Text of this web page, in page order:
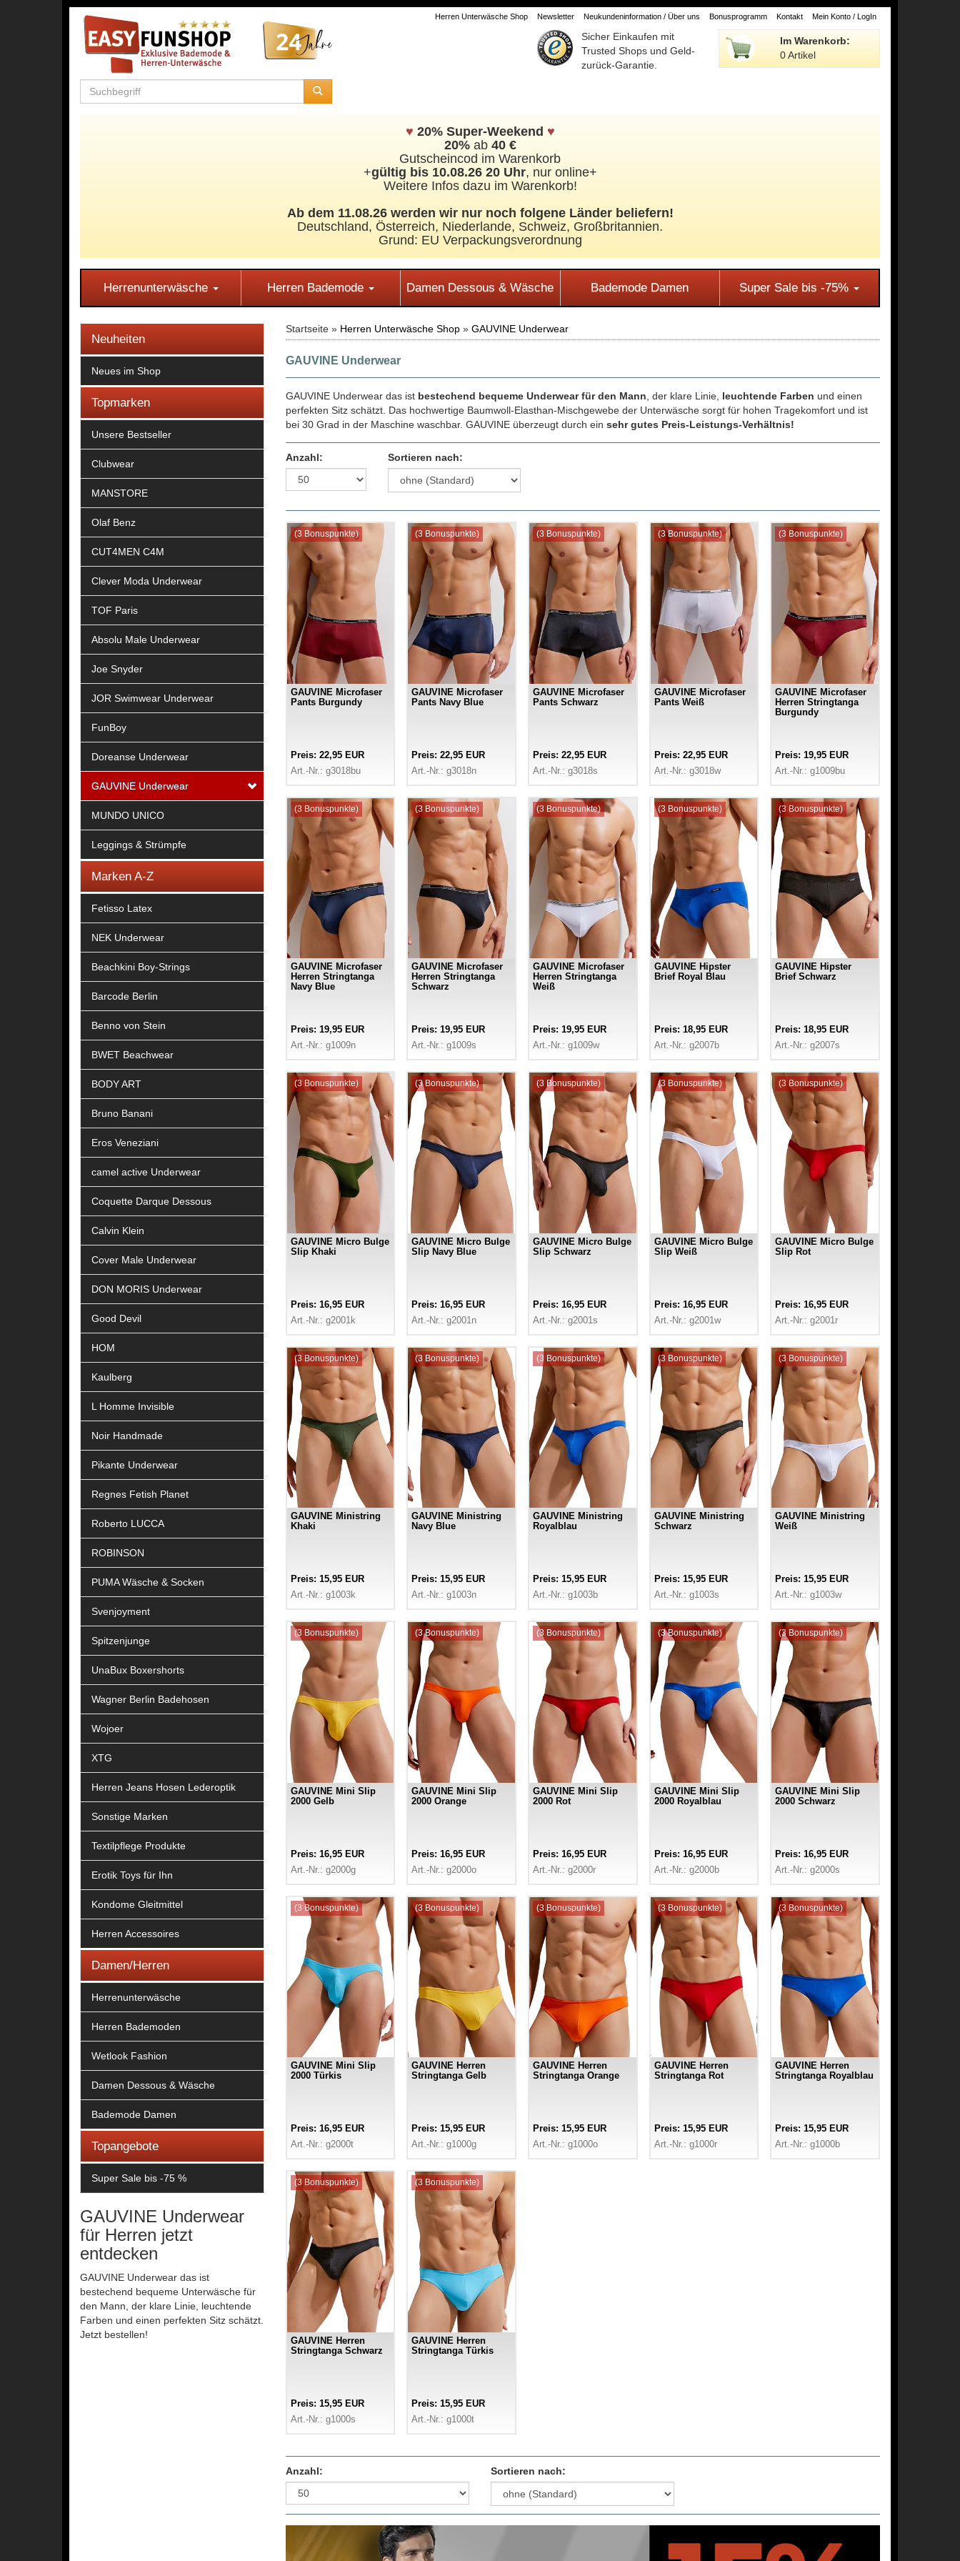
Herren Unterwäsche Shop Newsletter Neukundeninformation / Über uns Bonusprogramm Kontakt Mein Konto / LogIn
Sicher Einkaufen mit
Trusted Shops und Geld-
zurück-Garantie.
Im Warenkorb:
0 Artikel
♥ 20% Super-Weekend ♥
20%ab 40 €
Gutscheincod im Warenkorb
+gültig bis 10.08.26 20 Uhr, nur online+
Weitere Infos dazu im Warenkorb!
Ab dem 11.08.26 werden wir nur noch folgene Länder beliefern!
Deutschland, Österreich, Niederlande, Schweiz, Großbritannien.
Grund: EU Verpackungsverordnung
Herrenunterwäsche Herren Bademode Damen Dessous & Wäsche Bademode Damen Super Sale bis -75%
Neuheiten
Neues im Shop
Topmarken
Unsere Bestseller
Clubwear
MANSTORE
Olaf Benz
CUT4MEN C4M
Clever Moda Underwear
TOF Paris
Absolu Male Underwear
Joe Snyder
JOR Swimwear Underwear
FunBoy
Doreanse Underwear
GAUVINE Underwear
MUNDO UNICO
Leggings & Strümpfe
Marken A-Z
Fetisso Latex
NEK Underwear
Beachkini Boy-Strings
Barcode Berlin
Benno von Stein
BWET Beachwear
BODY ART
Bruno Banani
Eros Veneziani
camel active Underwear
Coquette Darque Dessous
Calvin Klein
Cover Male Underwear
DON MORIS Underwear
Good Devil
HOM
Kaulberg
L Homme Invisible
Noir Handmade
Pikante Underwear
Regnes Fetish Planet
Roberto LUCCA
ROBINSON
PUMA Wäsche & Socken
Svenjoyment
Spitzenjunge
UnaBux Boxershorts
Wagner Berlin Badehosen
Wojoer
XTG
Herren Jeans Hosen Lederoptik
Sonstige Marken
Textilpflege Produkte
Erotik Toys für Ihn
Kondome Gleitmittel
Herren Accessoires
Damen/Herren
Herrenunterwäsche
Herren Bademoden
Wetlook Fashion
Damen Dessous & Wäsche
Bademode Damen
Topangebote
Super Sale bis -75 %
GAUVINE Underwear
für Herren jetzt
entdecken
GAUVINE Underwear das ist
bestechend bequeme Unterwäsche für
den Mann, der klare Linie, leuchtende
Farben und einen perfekten Sitz schätzt.
Jetzt bestellen!
Startseite » Herren Unterwäsche Shop » GAUVINE Underwear
GAUVINE Underwear
GAUVINE Underwear das ist bestechend bequeme Underwear für den Mann , der klare Linie, leuchtende Farben und einen
perfekten Sitz schätzt. Das hochwertige Baumwoll-Elasthan-Mischgewebe der Unterwäsche sorgt für hohen Tragekomfort und ist
bei 30 Grad in der Maschine waschbar. GAUVINE überzeugt durch ein sehr gutes Preis-Leistungs-Verhältnis!
Anzahl: Sortieren nach:
(3 Bonuspunkte)
GAUVINE Microfaser
Pants Burgundy
Preis: 22,95 EUR
Art.-Nr.: g3018bu
(3 Bonuspunkte)
GAUVINE Microfaser
Pants Navy Blue
Preis: 22,95 EUR
Art.-Nr.: g3018n
(3 Bonuspunkte)
GAUVINE Microfaser
Pants Schwarz
Preis: 22,95 EUR
Art.-Nr.: g3018s
(3 Bonuspunkte)
GAUVINE Microfaser
Pants Weiß
Preis: 22,95 EUR
Art.-Nr.: g3018w
(3 Bonuspunkte)
GAUVINE Microfaser
Herren Stringtanga
Burgundy
Preis: 19,95 EUR
Art.-Nr.: g1009bu
(3 Bonuspunkte)
GAUVINE Microfaser
Herren Stringtanga
Navy Blue
Preis: 19,95 EUR
Art.-Nr.: g1009n
(3 Bonuspunkte)
GAUVINE Microfaser
Herren Stringtanga
Schwarz
Preis: 19,95 EUR
Art.-Nr.: g1009s
(3 Bonuspunkte)
GAUVINE Microfaser
Herren Stringtanga
Weiß
Preis: 19,95 EUR
Art.-Nr.: g1009w
(3 Bonuspunkte)
GAUVINE Hipster
Brief Royal Blau
Preis: 18,95 EUR
Art.-Nr.: g2007b
(3 Bonuspunkte)
GAUVINE Hipster
Brief Schwarz
Preis: 18,95 EUR
Art.-Nr.: g2007s
(3 Bonuspunkte)
GAUVINE Micro Bulge
Slip Khaki
Preis: 16,95 EUR
Art.-Nr.: g2001k
(3 Bonuspunkte)
GAUVINE Micro Bulge
Slip Navy Blue
Preis: 16,95 EUR
Art.-Nr.: g2001n
(3 Bonuspunkte)
GAUVINE Micro Bulge
Slip Schwarz
Preis: 16,95 EUR
Art.-Nr.: g2001s
(3 Bonuspunkte)
GAUVINE Micro Bulge
Slip Weiß
Preis: 16,95 EUR
Art.-Nr.: g2001w
(3 Bonuspunkte)
GAUVINE Micro Bulge
Slip Rot
Preis: 16,95 EUR
Art.-Nr.: g2001r
(3 Bonuspunkte)
GAUVINE Ministring
Khaki
Preis: 15,95 EUR
Art.-Nr.: g1003k
(3 Bonuspunkte)
GAUVINE Ministring
Navy Blue
Preis: 15,95 EUR
Art.-Nr.: g1003n
(3 Bonuspunkte)
GAUVINE Ministring
Royalblau
Preis: 15,95 EUR
Art.-Nr.: g1003b
(3 Bonuspunkte)
GAUVINE Ministring
Schwarz
Preis: 15,95 EUR
Art.-Nr.: g1003s
(3 Bonuspunkte)
GAUVINE Ministring
Weiß
Preis: 15,95 EUR
Art.-Nr.: g1003w
(3 Bonuspunkte)
GAUVINE Mini Slip
2000 Gelb
Preis: 16,95 EUR
Art.-Nr.: g2000g
(3 Bonuspunkte)
GAUVINE Mini Slip
2000 Orange
Preis: 16,95 EUR
Art.-Nr.: g2000o
(3 Bonuspunkte)
GAUVINE Mini Slip
2000 Rot
Preis: 16,95 EUR
Art.-Nr.: g2000r
(3 Bonuspunkte)
GAUVINE Mini Slip
2000 Royalblau
Preis: 16,95 EUR
Art.-Nr.: g2000b
(3 Bonuspunkte)
GAUVINE Mini Slip
2000 Schwarz
Preis: 16,95 EUR
Art.-Nr.: g2000s
(3 Bonuspunkte)
GAUVINE Mini Slip
2000 Türkis
Preis: 16,95 EUR
Art.-Nr.: g2000t
(3 Bonuspunkte)
GAUVINE Herren
Stringtanga Gelb
Preis: 15,95 EUR
Art.-Nr.: g1000g
(3 Bonuspunkte)
GAUVINE Herren
Stringtanga Orange
Preis: 15,95 EUR
Art.-Nr.: g1000o
(3 Bonuspunkte)
GAUVINE Herren
Stringtanga Rot
Preis: 15,95 EUR
Art.-Nr.: g1000r
(3 Bonuspunkte)
GAUVINE Herren
Stringtanga Royalblau
Preis: 15,95 EUR
Art.-Nr.: g1000b
(3 Bonuspunkte)
GAUVINE Herren
Stringtanga Schwarz
Preis: 15,95 EUR
Art.-Nr.: g1000s
(3 Bonuspunkte)
GAUVINE Herren
Stringtanga Türkis
Preis: 15,95 EUR
Art.-Nr.: g1000t
Anzahl: Sortieren nach: